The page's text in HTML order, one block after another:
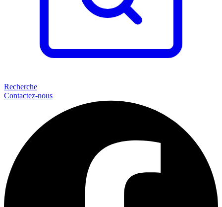
Recherche
Contactez-nous